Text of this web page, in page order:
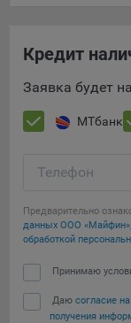
Кредит
Заявка будет
МТбанк
Телефон
Предварительно
данных ООО «Майфин»
обработкой
Принимаю
Даю согласие
получения